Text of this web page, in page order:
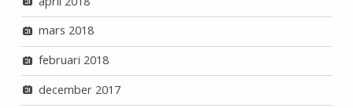
mars 2018
februari 2018
december 2017